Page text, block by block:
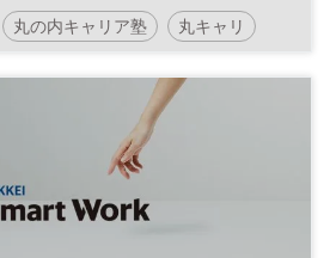
丸の内キャリア塾 丸キャリ